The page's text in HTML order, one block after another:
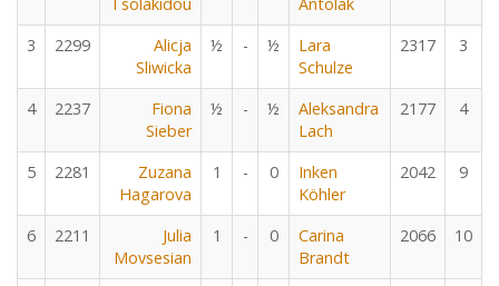
3 2299
Alicja
Sliwicka
½ - ½
Lara
Schulze
2317 3
4 2237
Fiona
Sieber
½ - ½
Aleksandra
Lach
2177 4
5 2281
Zuzana
Hagarova
1 - 0
Inken
Köhler
2042 9
6 2211
Julia
Movsesian
1 - 0
Carina
Brandt
2066 10